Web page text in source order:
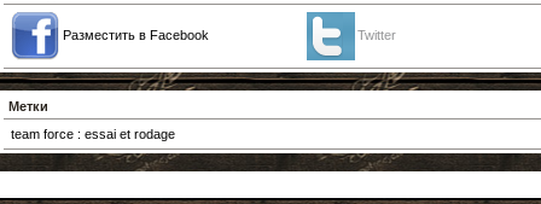
Разместить в Facebook Twitter
Метки
team force : essai et rodage